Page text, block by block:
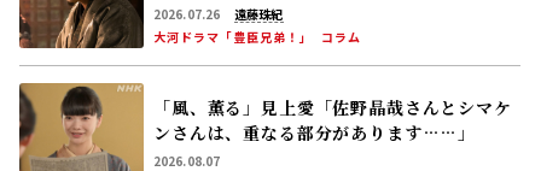
2026.07.26
遠藤珠紀
大河ドラマ「豊臣兄弟！」
コラム
「風、薫る」見上愛「佐野晶哉さんとシマケ
ンさんは、重なる部分があります……」
2026.08.07